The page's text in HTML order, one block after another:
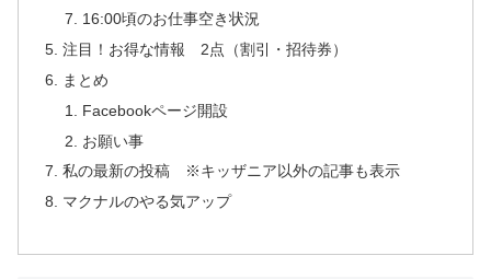
16:00頃のお仕事空き状況
注目！お得な情報 2点（割引・招待券）
まとめ
Facebookページ開設
お願い事
私の最新の投稿 ※キッザニア以外の記事も表示
マクナルのやる気アップ